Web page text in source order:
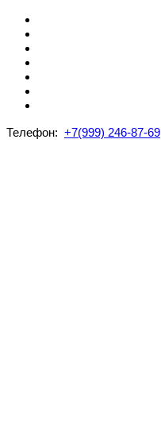
Телефон: +7(999) 246-87-69